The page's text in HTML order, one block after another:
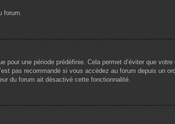
forum.
une période prédéfinie. Cela permet d’éviter que votre
pas recommandé si vous accédez au forum depuis un
du forum ait désactivé cette fonctionnalité.